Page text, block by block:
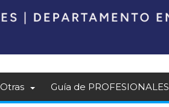
Otras Guía de PROFESIONALES